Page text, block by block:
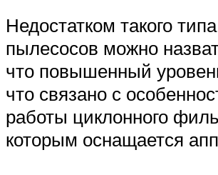
Недостатком такого типа
пылесосов можно
что повышенный
что связано с
работы циклонного
которым оснащается